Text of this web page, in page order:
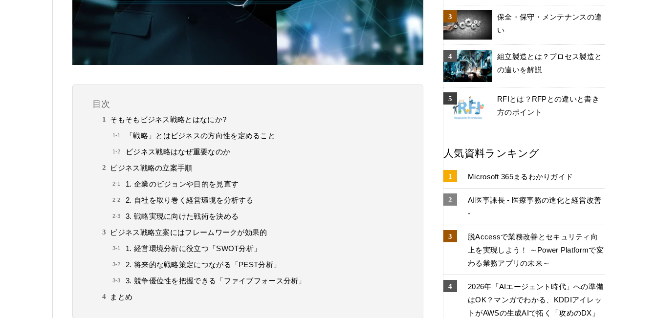
目次
そもそもビジネス戦略とはなにか?
「戦略」とはビジネスの方向性を定めること
ビジネス戦略はなぜ重要なのか
ビジネス戦略の立案手順
1. 企業のビジョンや目的を見直す
2. 自社を取り巻く経営環境を分析する
3. 戦略実現に向けた戦術を決める
ビジネス戦略立案にはフレームワークが効果的
1. 経営環境分析に役立つ「SWOT分析」
2. 将来的な戦略策定につながる「PEST分析」
3. 競争優位性を把握できる「ファイブフォース分析」
まとめ
保全・保守・メンテナンスの違
い
組立製造とは？プロセス製造と
の違いを解説
RFIとは？RFPとの違いと書き
方のポイント
人気資料ランキング
Microsoft 365まるわかりガイド
AI医事課長 - 医療事務の進化と経営改善
-
脱Accessで業務改善とセキュリティ向
上を実現しよう！ ～Power Platformで変
わる業務アプリの未来～
2026年「AIエージェント時代」への準備
はOK？マンガでわかる、KDDIアイレッ
トがAWSの生成AIで拓く「攻めのDX」